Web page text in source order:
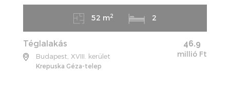
52 m2 2
46.9
millió Ft
Téglalakás
Budapest, XVIII. kerület
Krepuska Géza-telep